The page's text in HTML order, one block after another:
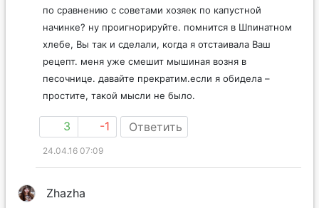
по сравнению с советами хозяек по капустной
начинке? ну проигнорируйте. помнится в Шпинатном
хлебе, Вы так и сделали, когда я отстаивала Ваш
рецепт. меня уже смешит мышиная возня в
песочнице. давайте прекратим.если я обидела –
простите, такой мысли не было.
3 -1 Ответить
24.04.16 07:09
Zhazha